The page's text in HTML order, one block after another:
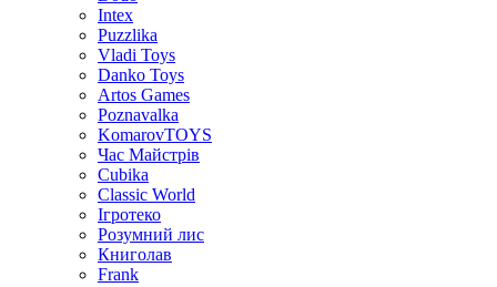
Intex
Puzzlika
Vladi Toys
Danko Toys
Artos Games
Poznavalka
KomarovTOYS
Час Майстрів
Cubika
Classic World
Ігротеко
Розумний лис
Книголав
Frank